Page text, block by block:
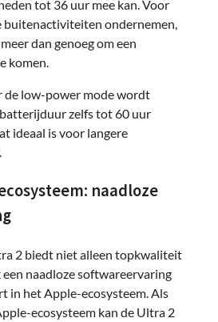
tot 36 uur mee kan. Voor
buitenactiviteiten ondernemen,
dan genoeg om een
komen.
de low-power mode wordt
zelfs tot 60 uur
ideaal is voor langere
naadloze
2 biedt niet alleen topkwaliteit
naadloze softwareervaring
in het Apple-ecosysteem. Als
ecosysteem kan de Ultra 2